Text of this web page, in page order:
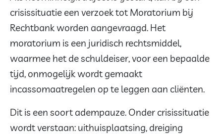
crisissituatie een verzoek tot Moratorium bij
Rechtbank worden aangevraagd. Het
moratorium is een juridisch rechtsmiddel,
waarmee het de schuldeiser, voor een bepaalde
tijd, onmogelijk wordt gemaakt
incassomaatregelen op te leggen aan cliënten.
Dit is een soort adempauze. Onder crisissituatie
wordt verstaan: uithuisplaatsing, dreiging